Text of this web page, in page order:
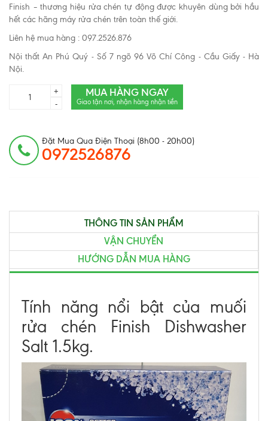
Finish – thương hiệu rửa chén tự động được khuyên dùng bởi hầu
hết các hãng máy rửa chén trên toàn thế giới.
Liên hệ mua hàng : 097.2526.876
Nội thất An Phú Quý - Số 7 ngõ 96 Võ Chí Công - Cầu Giấy - Hà
Nội.
+
-
MUA HÀNG NGAY
Giao tận nơi, nhận hàng nhận tiền
Đặt Mua Qua Điện Thoại (8h00 - 20h00)
0972526876
THÔNG TIN SẢN PHẨM
VẬN CHUYỂN
HƯỚNG DẪN MUA HÀNG
Tính năng nổi bật của muối
rửa chén Finish Dishwasher
Salt 1.5kg.